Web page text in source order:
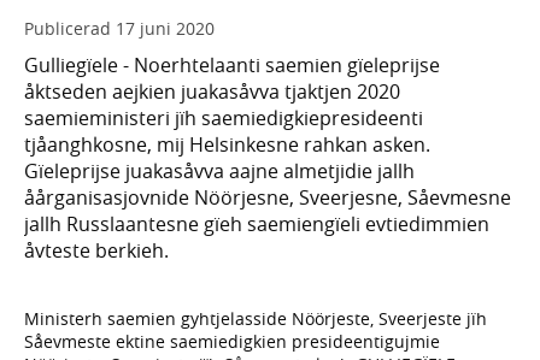
Publicerad 17 juni 2020
Gulliegïele - Noerhtelaanti saemien gïeleprijse
åktseden aejkien juakasåvva tjaktjen 2020
saemieministeri jïh saemiedigkiepresideenti
tjåanghkosne, mij Helsinkesne rahkan asken.
Gïeleprijse juakasåvva aajne almetjidie jallh
åårganisasjovnide Nöörjesne, Sveerjesne, Såevmesne
jallh Russlaantesne gïeh saemiengïeli evtiedimmien
åvteste berkieh.
Ministerh saemien gyhtjelasside Nöörjeste, Sveerjeste jïh
Såevmeste ektine saemiedigkien presideentigujmie